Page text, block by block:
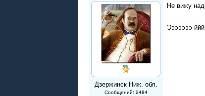
Дзержинск Ниж. обл.
Сообщений: 2484
Не вижу
Эээээээ-